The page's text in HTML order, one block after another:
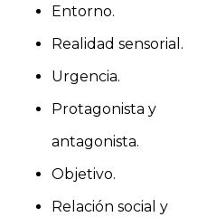
Entorno.
Realidad sensorial.
Urgencia.
Protagonista y
antagonista.
Objetivo.
Relación social y